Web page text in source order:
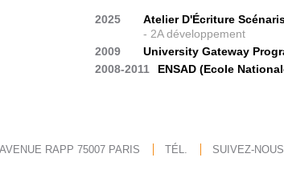
2025 Atelier D'Écriture
- 2A développement
2009
University Gateway
2008-2011
ENSAD (Ecole
RAPP 75007 PARIS TÉL. SUIVEZ-NOUS